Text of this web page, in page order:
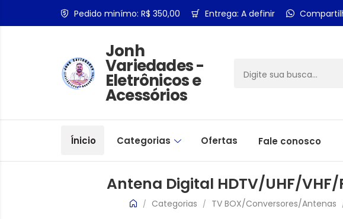
Pedido minímo: R$ 350,00 Entrega: A definir
Jonh
Variedades -
Eletrônicos e
Acessórios
Ínicio Categorias Ofertas Fale conosco
Antena Digital HDTV/UHF/
/ Categorias / TV BOX/Conversores/Antenas